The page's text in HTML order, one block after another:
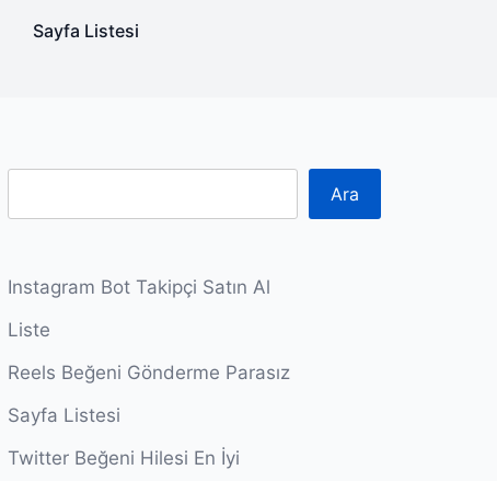
Sayfa Listesi
Ara
Instagram Bot Takipçi Satın Al
Liste
Reels Beğeni Gönderme Parasız
Sayfa Listesi
Twitter Beğeni Hilesi En İyi